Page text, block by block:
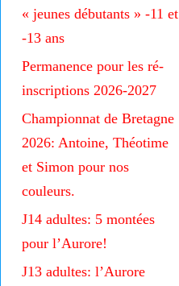
« jeunes débutants » -11 et
-13 ans
Permanence pour les ré-
inscriptions 2026-2027
Championnat de Bretagne
2026: Antoine, Théotime
et Simon pour nos
couleurs.
J14 adultes: 5 montées
pour l’Aurore!
J13 adultes: l’Aurore